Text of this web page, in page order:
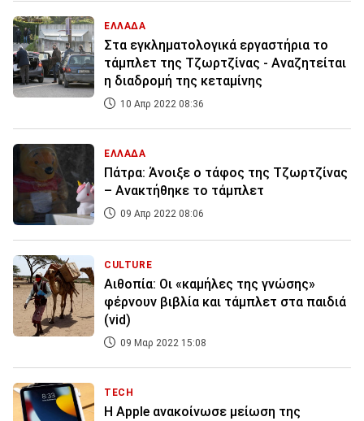
ΕΛΛΑΔΑ
Στα εγκληματολογικά εργαστήρια το
τάμπλετ της Τζωρτζίνας - Αναζητείται
η διαδρομή της κεταμίνης
10 Απρ 2022 08:36
ΕΛΛΑΔΑ
Πάτρα: Άνοιξε ο τάφος της Τζωρτζίνας
– Ανακτήθηκε το τάμπλετ
09 Απρ 2022 08:06
CULTURE
Αιθοπία: Οι «καμήλες της γνώσης»
φέρνουν βιβλία και τάμπλετ στα παιδιά
(vid)
09 Μαρ 2022 15:08
TECH
Η Αpple ανακοίνωσε μείωση της